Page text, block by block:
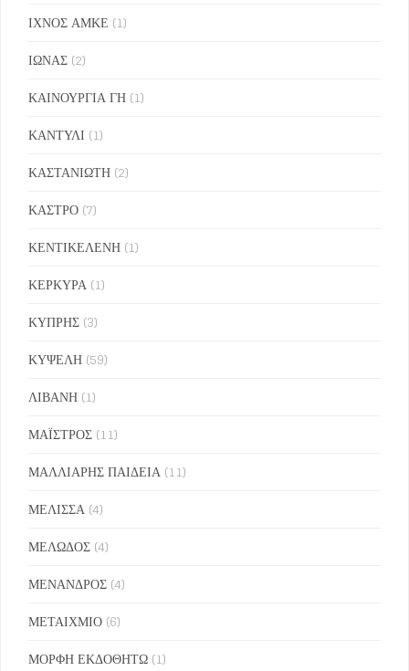
ΙΧΝΟΣ ΑΜΚΕ (1)
ΙΩΝΑΣ (2)
ΚΑΙΝΟΥΡΓΙΑ ΓΗ (1)
ΚΑΝΤΥΛΙ (1)
ΚΑΣΤΑΝΙΩΤΗ (2)
ΚΑΣΤΡΟ (7)
ΚΕΝΤΙΚΕΛΕΝΗ (1)
ΚΕΡΚΥΡΑ (1)
ΚΥΠΡΗΣ (3)
ΚΥΨΕΛΗ (59)
ΛΙΒΑΝΗ (1)
ΜΑΪΣΤΡΟΣ (11)
ΜΑΛΛΙΑΡΗΣ ΠΑΙΔΕΙΑ (11)
ΜΕΛΙΣΣΑ (4)
ΜΕΛΩΔΟΣ (4)
ΜΕΝΑΝΔΡΟΣ (4)
ΜΕΤΑΙΧΜΙΟ (6)
ΜΟΡΦΗ ΕΚΔΟΘΗΤΩ (1)